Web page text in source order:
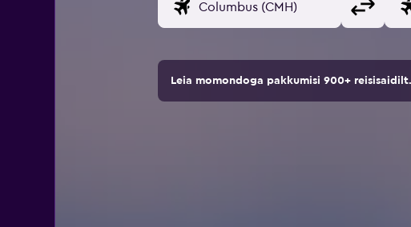
Leia momondoga pakkumisi 900+ reisisaidilt.